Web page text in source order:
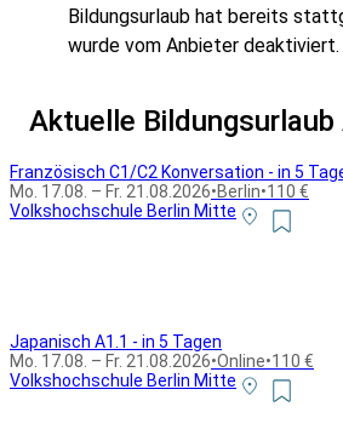
Bildungsurlaub hat bereits
wurde vom Anbieter deaktiviert.
Aktuelle Bildungsurlaub
Französisch C1/C2 Konversation - in 5
Mo. 17.08. – Fr. 21.08.2026•Berlin•110 €
Volkshochschule Berlin Mitte
Japanisch A1.1 - in 5 Tagen
Mo. 17.08. – Fr. 21.08.2026•Online•110 €
Volkshochschule Berlin Mitte